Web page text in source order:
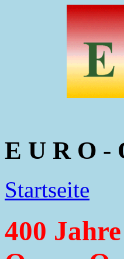
E U R O -
Startseite
400